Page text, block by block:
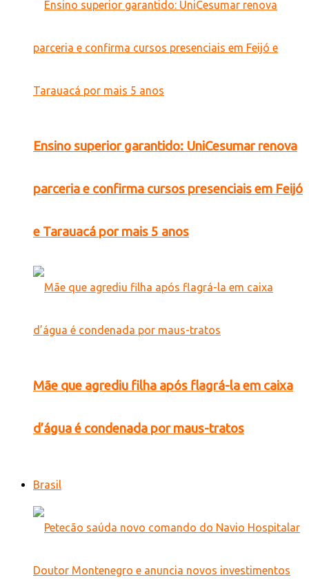
Ensino superior garantido: UniCesumar renova
parceria e confirma cursos presenciais em Feijó
e Tarauacá por mais 5 anos
Mãe que agrediu filha após flagrá-la em caixa
d’água é condenada por maus-tratos
Brasil